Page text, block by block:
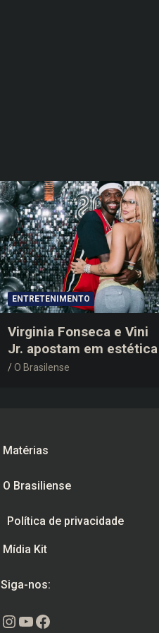
ENTRETENIMENTO
Virginia Fonseca e Vini
Jr. apostam em
anos 2000 em festa de
O Brasilense
Matérias
O Brasiliense
Política de privacidade
Mídia Kit
Siga-nos:
Instagram
Youtube
Facebook